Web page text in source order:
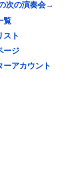
次の演奏会→
覧
スト
ージ
アカウント